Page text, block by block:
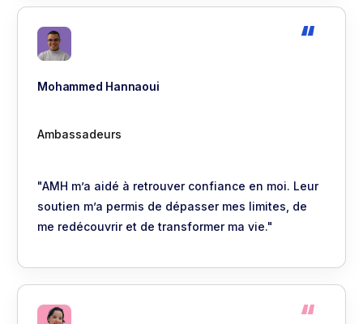
Mohammed Hannaoui
Ambassadeurs
"AMH m’a aidé à retrouver confiance en moi. Leur
soutien m’a permis de dépasser mes limites, de
me redécouvrir et de transformer ma vie."